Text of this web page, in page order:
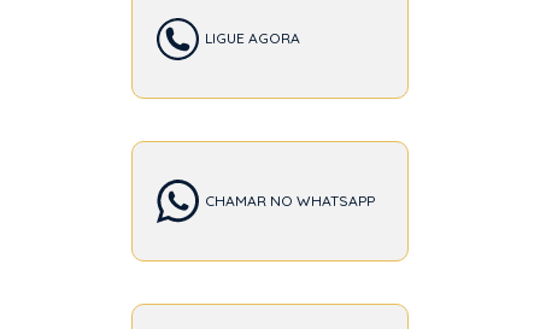
LIGUE AGORA
CHAMAR NO WHATSAPP